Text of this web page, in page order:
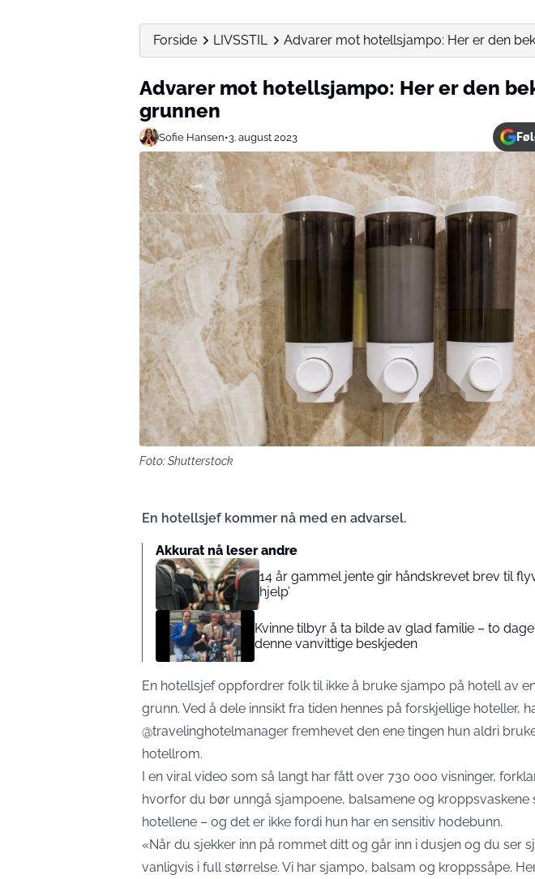
Forside LIVSSTIL Advarer mot hotellsjampo: Her er den
Advarer mot hotellsjampo: Her er den
grunnen
Sofie Hansen•3. august 2023
Foto: Shutterstock
En hotellsjef kommer nå med en advarsel.
Akkurat nå leser andre
14 år gammel jente gir håndskrevet brev til
hjelp’
Kvinne tilbyr å ta bilde av glad familie – to
denne vanvittige beskjeden
En hotellsjef oppfordrer folk til ikke å bruke sjampo på hotell av
grunn. Ved å dele innsikt fra tiden hennes på forskjellige hoteller,
@travelinghotelmanager fremhevet den ene tingen hun aldri
hotellrom.
I en viral video som så langt har fått over 730 000 visninger,
hvorfor du bør unngå sjampoene, balsamene og kroppsvaskene
hotellene – og det er ikke fordi hun har en sensitiv hodebunn.
«Når du sjekker inn på rommet ditt og går inn i dusjen og du ser
vanligvis i full størrelse. Vi har sjampo, balsam og kroppssåpe.